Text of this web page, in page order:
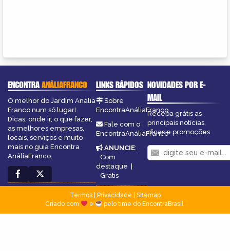
ENCONTRAANÁLIAFRANCO
O melhor do Jardim Anália
Franco num só lugar!
Dicas, onde ir, o que fazer,
as melhores empresas,
locais, serviços e muito
mais no guia Encontra
AnáliaFranco.
LINKS RÁPIDOS
Sobre
EncontraAnáliaFranco
Fale com o
EncontraAnáliaFranco
ANUNCIE:
Com
destaque |
Grátis
NOVIDADES POR E-
MAIL
Receba grátis as
principais notícias,
dicas e promoções
Termos| Privacidade
Sitemap
Criado com
e pelo time do EncontraBrasil